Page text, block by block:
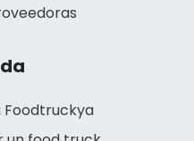
Foodtruckya